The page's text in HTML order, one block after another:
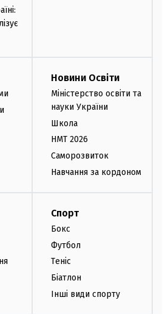
Новини Освіти
Міністерство освіти та
науки України
Школа
НМТ 2026
Саморозвиток
Навчання за кордоном
Спорт
Бокс
Футбол
Теніс
Біатлон
Інші види спорту